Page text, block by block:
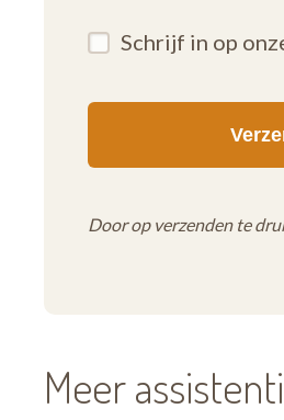
Schrijf in op
Door op verzenden te
Meer